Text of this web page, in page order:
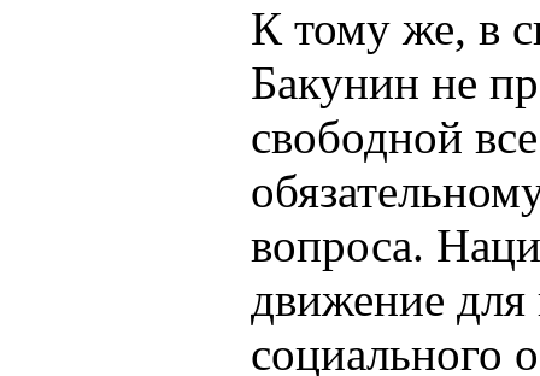
К тому же, в
Бакунин не
свободной
вопроса.
движение
социального